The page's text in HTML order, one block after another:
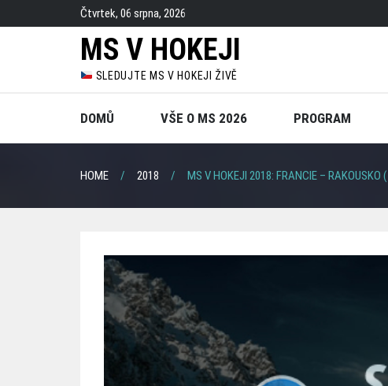
to
Čtvrtek, 06 srpna, 2026
MS V HOKEJI
SLEDUJTE MS V HOKEJI ŽIVĚ
DOMŮ VŠE O MS 2026 PROGRAM
HOME 2018 MS V HOKEJI 2018: FRANCIE – RAKOUSKO